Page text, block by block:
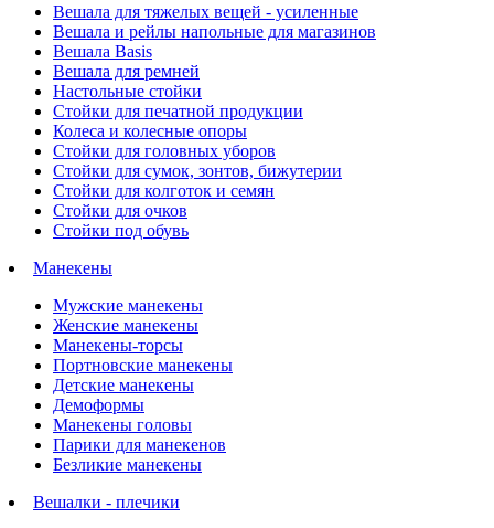
Вешала для тяжелых вещей - усиленные
Вешала и рейлы напольные для магазинов
Вешала Basis
Вешала для ремней
Настольные стойки
Стойки для печатной продукции
Колеса и колесные опоры
Стойки для головных уборов
Стойки для сумок, зонтов, бижутерии
Стойки для колготок и семян
Стойки для очков
Стойки под обувь
Манекены
Мужские манекены
Женские манекены
Манекены-торсы
Портновские манекены
Детские манекены
Демоформы
Манекены головы
Парики для манекенов
Безликие манекены
Вешалки - плечики